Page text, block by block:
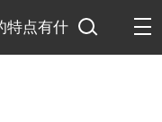
特点有什